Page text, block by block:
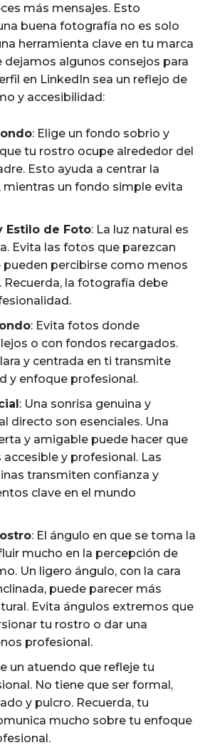
más mensajes. Esto
buena fotografía no es solo
herramienta clave en tu marca
dejamos algunos consejos para
en LinkedIn sea un reflejo de
y accesibilidad:
: Elige un fondo sobrio y
tu rostro ocupe alrededor del
Esto ayuda a centrar la
mientras un fondo simple evita
Estilo de Foto: La luz natural es
Evita las fotos que parezcan
pueden percibirse como menos
Recuerda, la fotografía debe
: Evita fotos donde
o con fondos recargados.
y centrada en ti transmite
y enfoque profesional.
: Una sonrisa genuina y
directo son esenciales. Una
y amigable puede hacer que
y profesional. Las
transmiten confianza y
clave en el mundo
: El ángulo en que se toma la
mucho en la percepción de
Un ligero ángulo, con la cara
puede parecer más
Evita ángulos extremos que
tu rostro o dar una
profesional.
un atuendo que refleje tu
No tiene que ser formal,
y pulcro. Recuerda, tu
mucho sobre tu enfoque